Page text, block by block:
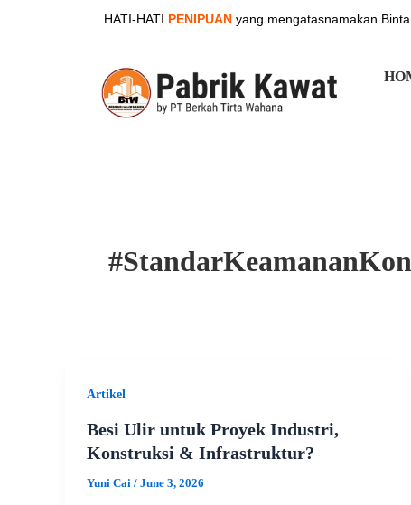
HATI-HATI PENIPUANyang mengatasnamakan
Artikel
Besi Ulir untuk Proyek Industri,
Konstruksi & Infrastruktur?
Yuni Cai / June 3, 2026